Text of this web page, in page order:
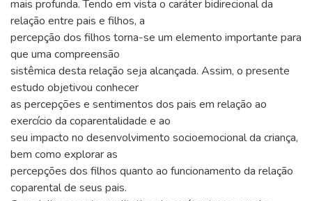
mais profunda. Tendo em vista o caráter bidirecional da
relação entre pais e filhos, a
percepção dos filhos torna-se um elemento importante para
que uma compreensão
sistêmica desta relação seja alcançada. Assim, o presente
estudo objetivou conhecer
as percepções e sentimentos dos pais em relação ao
exercício da coparentalidade e ao
seu impacto no desenvolvimento socioemocional da criança,
bem como explorar as
percepções dos filhos quanto ao funcionamento da relação
coparental de seus pais.